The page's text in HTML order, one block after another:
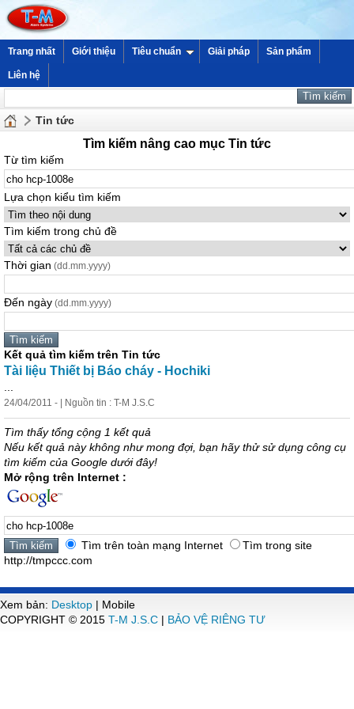
Trang nhất Giới thiệu Tiêu chuẩn Giải pháp Sản phẩm
Liên hệ
Tin tức
Tìm kiếm nâng cao mục Tin tức
Từ tìm kiếm
Lựa chọn kiểu tìm kiếm
Tìm kiếm trong chủ đề
Thời gian (dd.mm.yyyy)
Đến ngày (dd.mm.yyyy)
Kết quả tìm kiếm trên Tin tức
Tài liệu Thiết bị Báo cháy - Hochiki
24/04/2011 - | Nguồn tin : T-M J.S.C
Tìm thấy tổng cộng 1 kết quả
Nếu kết quả này không như mong đợi, bạn hãy thử sử dụng công cụ
tìm kiếm của Google dưới đây!
Mở rộng trên Internet :
Tìm trên toàn mạng Internet
Tìm trong site
http://tmpccc.com
Xem bản: Desktop | Mobile
COPYRIGHT © 2015 T-M J.S.C | BẢO VỆ RIÊNG TƯ